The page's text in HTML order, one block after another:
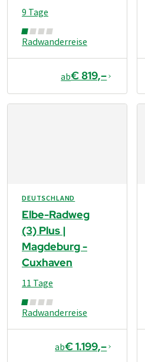
Radwanderreise
9 Tage
ab€ 819,–
DEUTSCHLAND
Elbe-Radweg
(3) Plus |
Magdeburg -
Cuxhaven
Radwanderreise
11 Tage
ab€ 1.199,–